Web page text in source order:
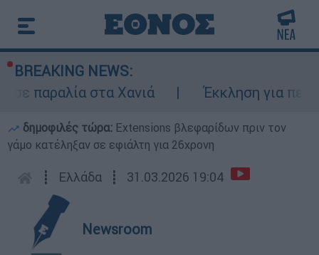
BREAKING NEWS:
στα Χανιά
Έκκληση για
δημοφιλές τώρα: Extensions βλεφαρίδων πριν τον
γάμο κατέληξαν σε εφιάλτη για 26χρονη
┋ Ελλάδα ┋ 31.03.2026 19:04
Newsroom